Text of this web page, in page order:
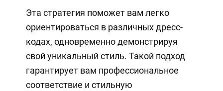
Эта стратегия поможет вам легко
ориентироваться в различных дресс-
кодах, одновременно демонстрируя
свой уникальный стиль. Такой подход
гарантирует вам профессиональное
соответствие и стильную